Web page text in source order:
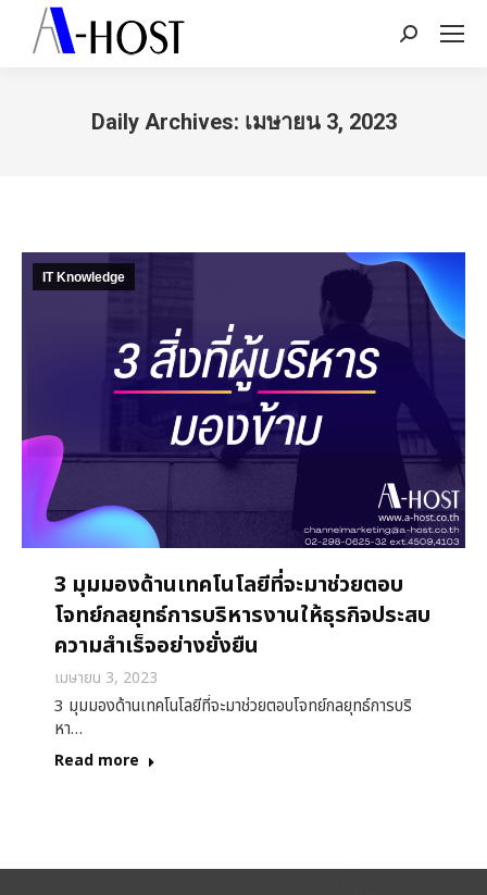
Search:
Daily Archives: เมษายน 3, 2023
IT Knowledge
3 มุมมองด้านเทคโนโลยีที่จะมาช่วยตอบ
โจทย์กลยุทธ์การบริหารงานให้ธุรกิจประสบ
ความสำเร็จอย่างยั่งยืน
เมษายน 3, 2023
3 มุมมองด้านเทคโนโลยีที่จะมาช่วยตอบโจทย์กลยุทธ์การบริ
หา…
Read more